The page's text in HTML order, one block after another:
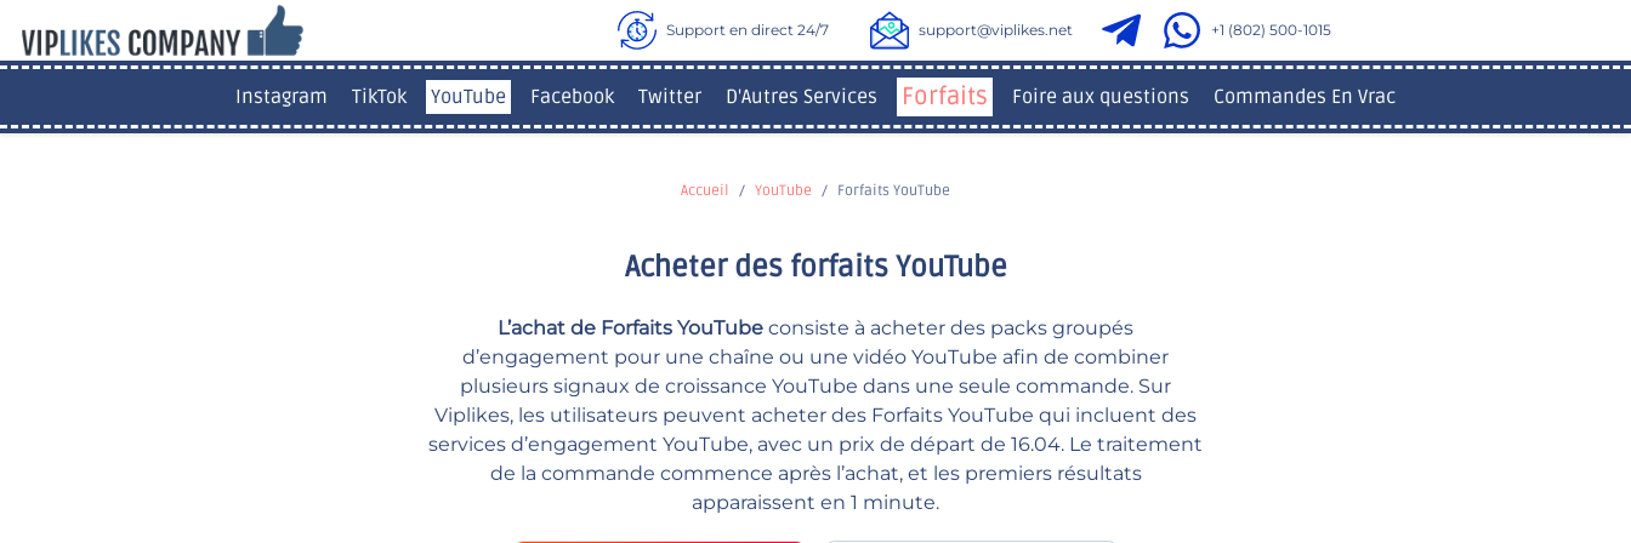
Support en direct 24/7 support@viplikes.net +1 (802) 500-1015
Instagram TikTok YouTube Facebook Twitter D'Autres Services Forfaits Foire aux questions Commandes En Vrac
Accueil YouTube Forfaits YouTube
Acheter des forfaits YouTube
L’achat de Forfaits YouTube consiste à acheter des packs groupés
d’engagement pour une chaîne ou une vidéo YouTube afin de combiner
plusieurs signaux de croissance YouTube dans une seule commande. Sur
Viplikes, les utilisateurs peuvent acheter des Forfaits YouTube qui incluent des
services d’engagement YouTube, avec un prix de départ de 16.04. Le traitement
de la commande commence après l’achat, et les premiers résultats
apparaissent en 1 minute.